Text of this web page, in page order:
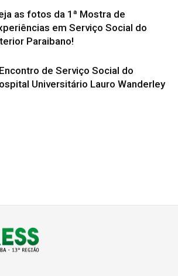
as fotos da 1ª Mostra de
em Serviço Social do
Paraibano!
de Serviço Social do
Universitário Lauro Wanderley